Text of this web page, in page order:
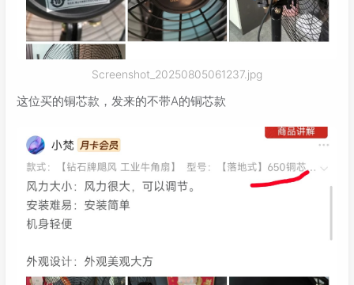
Screenshot_20250805061237.jpg
这位买的铜芯款，发来的不带A的铜芯款